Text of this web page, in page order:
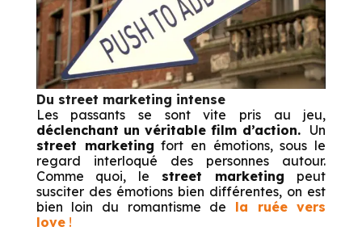
Du street marketing intense
Les passants se sont vite pris au jeu,
déclenchant un véritable film d’action. Un
street marketing fort en émotions, sous le
regard interloqué des personnes autour.
Comme quoi, le street marketing peut
susciter des émotions bien différentes, on est
bien loin du romantisme de la ruée vers
love!